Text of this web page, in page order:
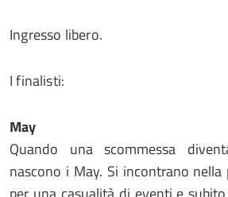
Ingresso libero.
I finalisti:
May
Quando una scommessa
nascono i May. Si incontrano